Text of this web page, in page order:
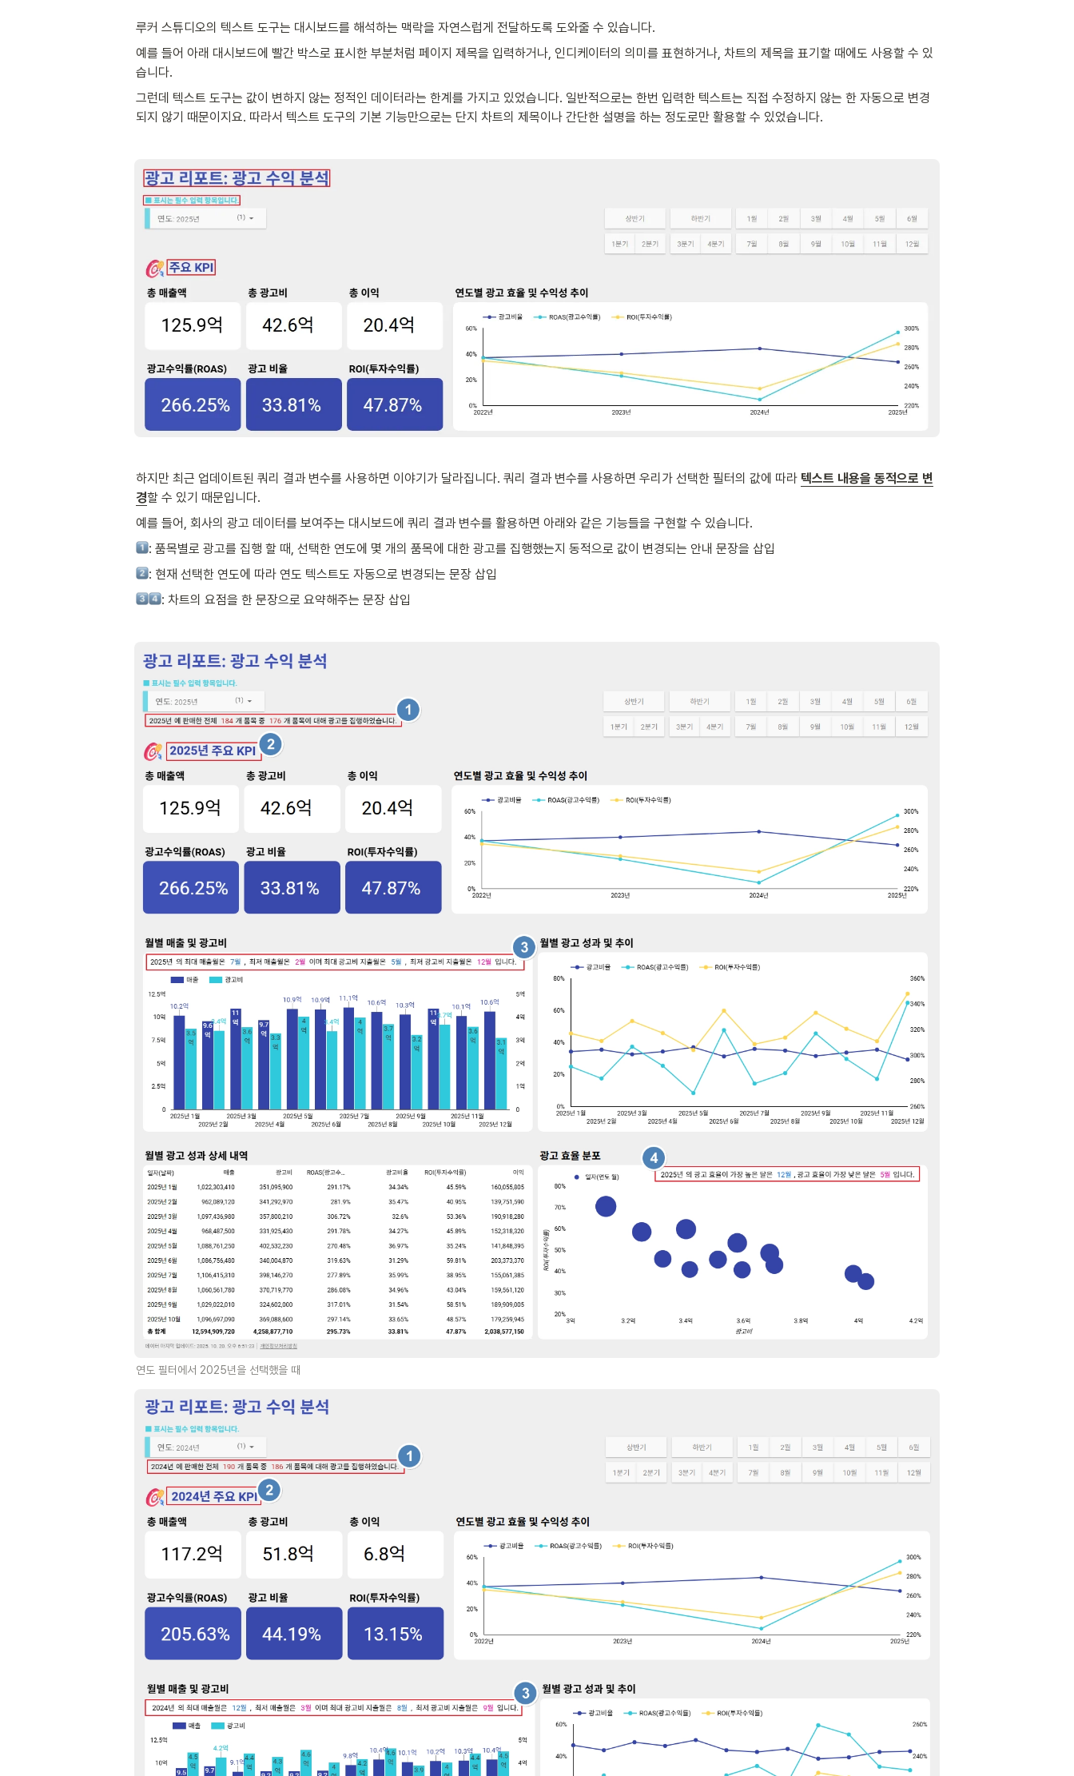
루커 스튜디오의 텍스트 도구는 대시보드를 해석하는 맥락을 자연스럽게 전달하도록 도와줄 수 있습니다.
예를 들어 아래 대시보드에 빨간 박스로 표시한 부분처럼 페이지 제목을 입력하거나, 인디케이터의 의미를 표현하거나, 차트의 제목을 표기할 때에도 사용할 수 있
습니다.
그런데 텍스트 도구는 값이 변하지 않는 정적인 데이터라는 한계를 가지고 있었습니다. 일반적으로는 한번 입력한 텍스트는 직접 수정하지 않는 한 자동으로 변경
되지 않기 때문이지요. 따라서 텍스트 도구의 기본 기능만으로는 단지 차트의 제목이나 간단한 설명을 하는 정도로만 활용할 수 있었습니다.
하지만 최근 업데이트된 쿼리 결과 변수를 사용하면 이야기가 달라집니다. 쿼리 결과 변수를 사용하면 우리가 선택한 필터의 값에 따라 텍스트 내용을 동적으로 변
경할 수 있기 때문입니다.
예를 들어, 회사의 광고 데이터를 보여주는 대시보드에 쿼리 결과 변수를 활용하면 아래와 같은 기능들을 구현할 수 있습니다.
: 품목별로 광고를 집행 할 때, 선택한 연도에 몇 개의 품목에 대한 광고를 집행했는지 동적으로 값이 변경되는 안내 문장을 삽입
: 현재 선택한 연도에 따라 연도 텍스트도 자동으로 변경되는 문장 삽입
: 차트의 요점을 한 문장으로 요약해주는 문장 삽입
연도 필터에서 2025년을 선택했을 때